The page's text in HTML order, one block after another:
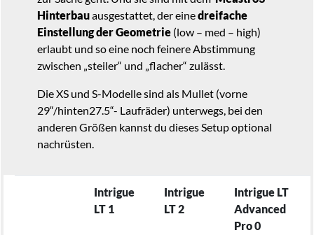
Hinterbauausgestattet, der einedreifache
Einstellung der Geometrie (low – med – high)
erlaubt und so eine noch feinere Abstimmung
zwischen „steiler“ und „flacher“ zulässt.
Die XS und S-Modelle sind als Mullet (vorne
29“/hinten27.5“- Laufräder) unterwegs, bei den
anderen Größen kannst du dieses Setup optional
nachrüsten.
Intrigue
LT 1
Intrigue
LT 2
Intrigue LT
Advanced
Pro 0